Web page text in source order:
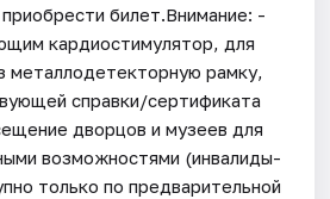
билет.Внимание: -
кардиостимулятор, для
металлодетекторную рамку,
справки/сертификата
дворцов и музеев для
возможностями (инвалиды-
только по предварительной